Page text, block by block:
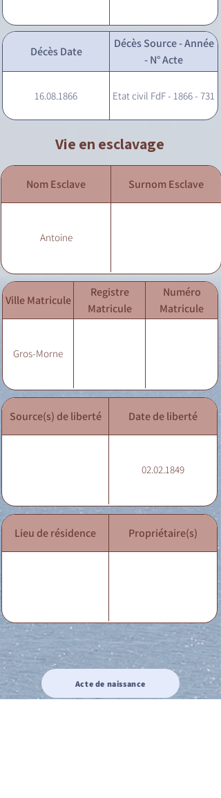
Décès Date
Décès Source - Année
- N° Acte
16.08.1866 Etat civil FdF - 1866 - 731
Vie en esclavage
Nom Esclave Surnom Esclave
Antoine
Ville Matricule
Registre
Matricule
Numéro
Matricule
Gros-Morne
Source(s) de liberté Date de liberté
02.02.1849
Lieu de résidence Propriétaire(s)
Acte de naissance